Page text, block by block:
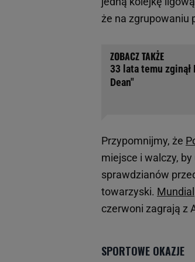
że na zgrupowaniu
33 lata temu
Dean"
Przypomnijmy, że
miejsce i walczy,
sprawdzianów
towarzyski. Mundial
czerwoni zagrają z